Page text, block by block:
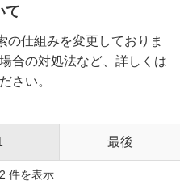
て
の仕組みを変更しておりま
合の対処法など、詳しくは
さい。
最後
件を表示